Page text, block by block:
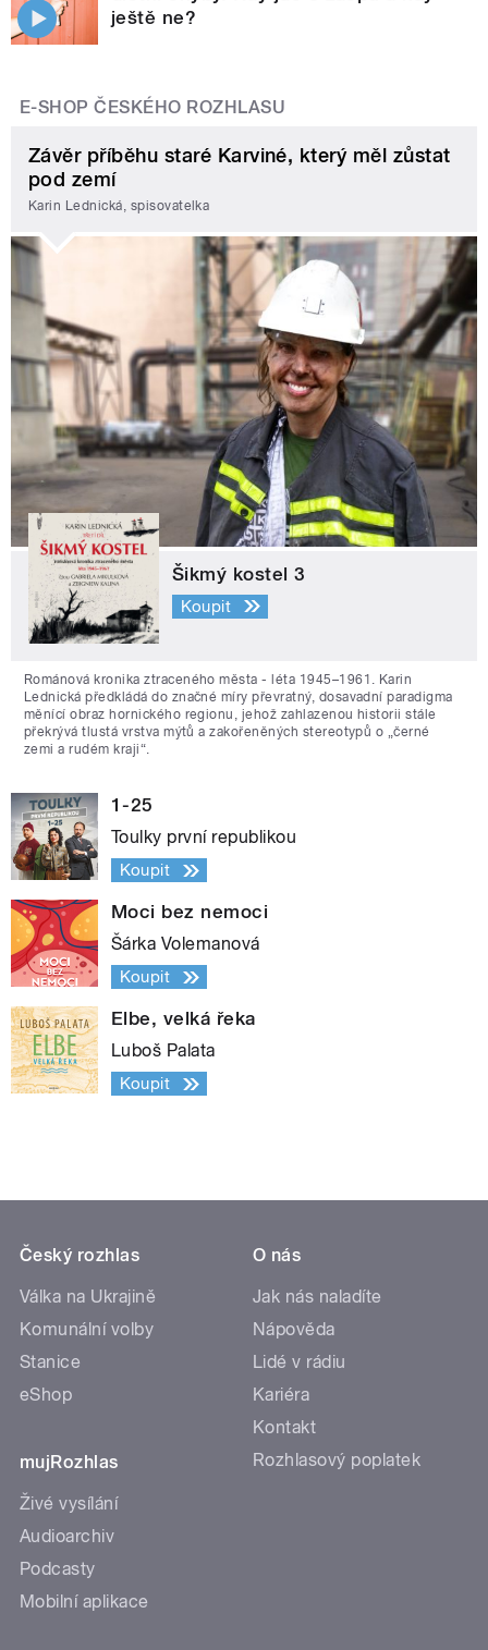
ještě ne?
E-SHOP ČESKÉHO ROZHLASU
Závěr příběhu staré Karviné, který měl zůstat
pod zemí
Karin Lednická, spisovatelka
Šikmý kostel 3
Koupit
Románová kronika ztraceného města - léta 1945–1961. Karin
Lednická předkládá do značné míry převratný, dosavadní paradigma
měnící obraz hornického regionu, jehož zahlazenou historii stále
překrývá tlustá vrstva mýtů a zakořeněných stereotypů o „černé
zemi a rudém kraji“.
1-25
Toulky první republikou
Koupit
Moci bez nemoci
Šárka Volemanová
Koupit
Elbe, velká řeka
Luboš Palata
Koupit
Český rozhlas
Válka na Ukrajině
Komunální volby
Stanice
eShop
mujRozhlas
Živé vysílání
Audioarchiv
Podcasty
Mobilní aplikace
O nás
Jak nás naladíte
Nápověda
Lidé v rádiu
Kariéra
Kontakt
Rozhlasový poplatek